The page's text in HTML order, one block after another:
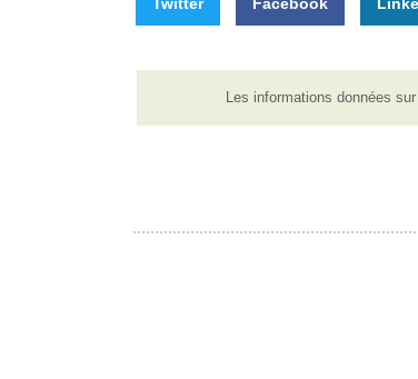
Les informations données